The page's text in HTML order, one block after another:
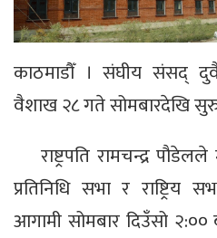
काठमाडौँ । संघीय संसद्
वैशाख २८ गते सोमबारदेखि
राष्ट्रपति रामचन्द्र
प्रतिनिधि सभा र
आगामी सोमबार दिउँसो